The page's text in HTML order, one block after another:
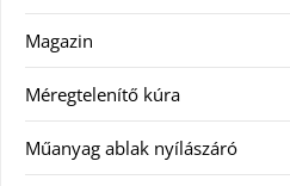
Magazin
Méregtelenítő kúra
Műanyag ablak nyílászáró